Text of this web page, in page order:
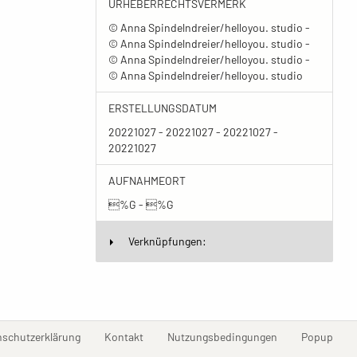
URHEBERRECHTSVERMERK
© Anna Spindelndreier/helloyou. studio -
© Anna Spindelndreier/helloyou. studio -
© Anna Spindelndreier/helloyou. studio -
© Anna Spindelndreier/helloyou. studio
ERSTELLUNGSDATUM
20221027 - 20221027 - 20221027 -
20221027
AUFNAHMEORT
%G - %G
Verknüpfungen:
(current)Kontakt(current)Nutzungsbedingungen (current)Popup